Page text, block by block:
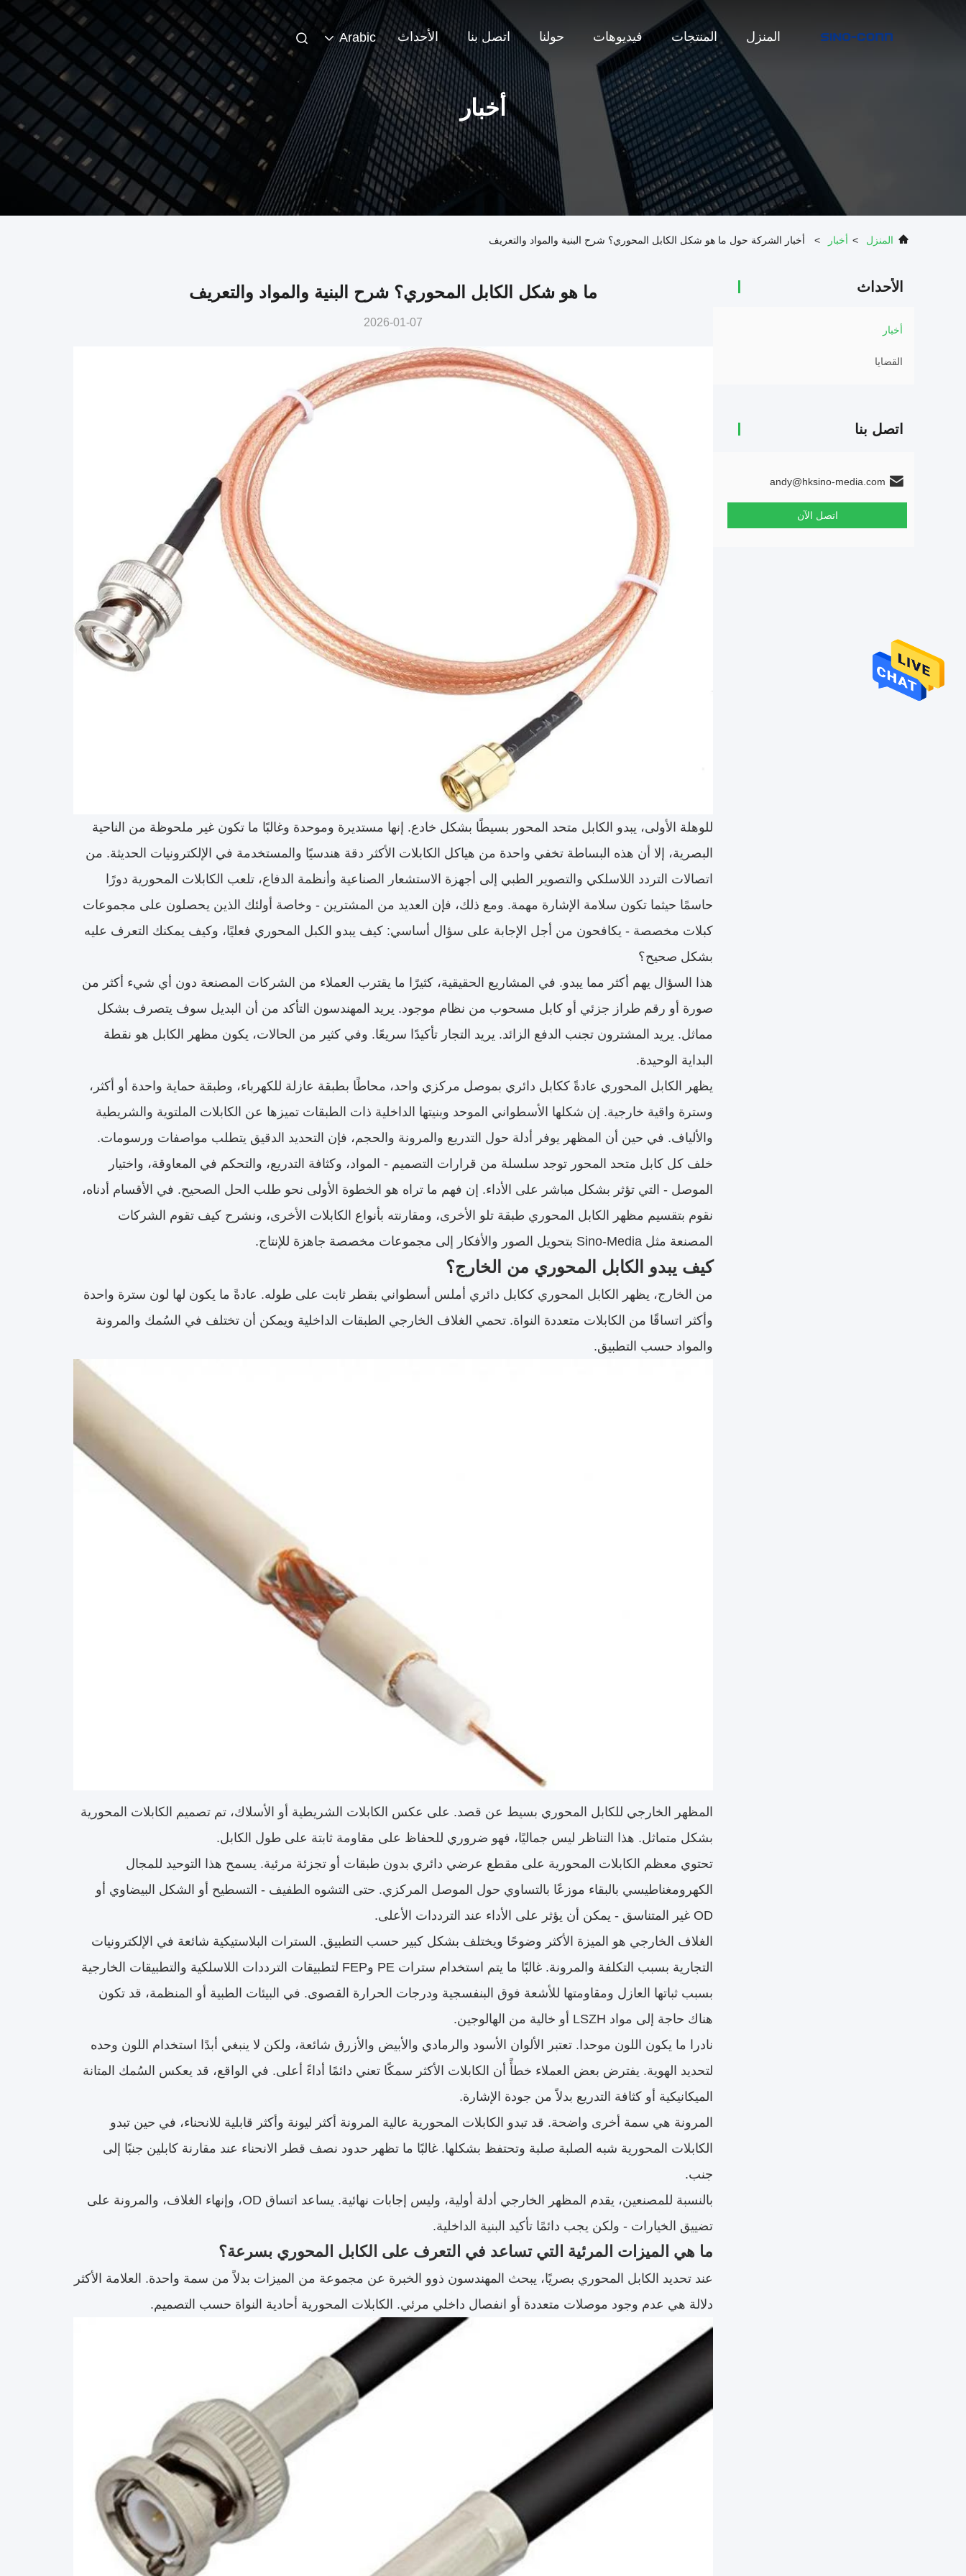
المنزل المنتجات فيديوهات حولنا اتصل بنا الأحداث Arabic
أخبار
المنزل > أخبار > أخبار الشركة حول ما هو شكل الكابل المحوري؟ شرح البنية والمواد والتعريف
الأحداث
أخبار
القضايا
اتصل بنا
andy@hksino-media.com
اتصل الآن
ما هو شكل الكابل المحوري؟ شرح البنية والمواد والتعريف
2026-01-07
للوهلة الأولى، يبدو الكابل متحد المحور بسيطًا بشكل خادع. إنها مستديرة وموحدة وغالبًا ما تكون غير ملحوظة من الناحية
البصرية، إلا أن هذه البساطة تخفي واحدة من هياكل الكابلات الأكثر دقة هندسيًا والمستخدمة في الإلكترونيات الحديثة. من
اتصالات التردد اللاسلكي والتصوير الطبي إلى أجهزة الاستشعار الصناعية وأنظمة الدفاع، تلعب الكابلات المحورية دورًا
حاسمًا حيثما تكون سلامة الإشارة مهمة. ومع ذلك، فإن العديد من المشترين - وخاصة أولئك الذين يحصلون على مجموعات
كبلات مخصصة - يكافحون من أجل الإجابة على سؤال أساسي: كيف يبدو الكبل المحوري فعليًا، وكيف يمكنك التعرف عليه
بشكل صحيح؟
هذا السؤال يهم أكثر مما يبدو. في المشاريع الحقيقية، كثيرًا ما يقترب العملاء من الشركات المصنعة دون أي شيء أكثر من
صورة أو رقم طراز جزئي أو كابل مسحوب من نظام موجود. يريد المهندسون التأكد من أن البديل سوف يتصرف بشكل
مماثل. يريد المشترون تجنب الدفع الزائد. يريد التجار تأكيدًا سريعًا. وفي كثير من الحالات، يكون مظهر الكابل هو نقطة
البداية الوحيدة.
يظهر الكابل المحوري عادةً ككابل دائري بموصل مركزي واحد، محاطًا بطبقة عازلة للكهرباء، وطبقة حماية واحدة أو أكثر،
وسترة واقية خارجية. إن شكلها الأسطواني الموحد وبنيتها الداخلية ذات الطبقات تميزها عن الكابلات الملتوية والشريطية
والألياف. في حين أن المظهر يوفر أدلة حول التدريع والمرونة والحجم، فإن التحديد الدقيق يتطلب مواصفات ورسومات.
خلف كل كابل متحد المحور توجد سلسلة من قرارات التصميم - المواد، وكثافة التدريع، والتحكم في المعاوقة، واختيار
الموصل - التي تؤثر بشكل مباشر على الأداء. إن فهم ما تراه هو الخطوة الأولى نحو طلب الحل الصحيح. في الأقسام أدناه،
نقوم بتقسيم مظهر الكابل المحوري طبقة تلو الأخرى، ومقارنته بأنواع الكابلات الأخرى، ونشرح كيف تقوم الشركات
المصنعة مثل Sino-Media بتحويل الصور والأفكار إلى مجموعات مخصصة جاهزة للإنتاج.
كيف يبدو الكابل المحوري من الخارج؟
من الخارج، يظهر الكابل المحوري ككابل دائري أملس أسطواني بقطر ثابت على طوله. عادةً ما يكون لها لون سترة واحدة
وأكثر اتساقًا من الكابلات متعددة النواة. تحمي الغلاف الخارجي الطبقات الداخلية ويمكن أن تختلف في السُمك والمرونة
والمواد حسب التطبيق.
المظهر الخارجي للكابل المحوري بسيط عن قصد. على عكس الكابلات الشريطية أو الأسلاك، تم تصميم الكابلات المحورية
بشكل متماثل. هذا التناظر ليس جماليًا، فهو ضروري للحفاظ على مقاومة ثابتة على طول الكابل.
تحتوي معظم الكابلات المحورية على مقطع عرضي دائري بدون طبقات أو تجزئة مرئية. يسمح هذا التوحيد للمجال
الكهرومغناطيسي بالبقاء موزعًا بالتساوي حول الموصل المركزي. حتى التشوه الطفيف - التسطيح أو الشكل البيضاوي أو
OD غير المتناسق - يمكن أن يؤثر على الأداء عند الترددات الأعلى.
الغلاف الخارجي هو الميزة الأكثر وضوحًا ويختلف بشكل كبير حسب التطبيق. السترات البلاستيكية شائعة في الإلكترونيات
التجارية بسبب التكلفة والمرونة. غالبًا ما يتم استخدام سترات PE وFEP لتطبيقات الترددات اللاسلكية والتطبيقات الخارجية
بسبب ثباتها العازل ومقاومتها للأشعة فوق البنفسجية ودرجات الحرارة القصوى. في البيئات الطبية أو المنظمة، قد تكون
هناك حاجة إلى مواد LSZH أو خالية من الهالوجين.
نادرا ما يكون اللون موحدا. تعتبر الألوان الأسود والرمادي والأبيض والأزرق شائعة، ولكن لا ينبغي أبدًا استخدام اللون وحده
لتحديد الهوية. يفترض بعض العملاء خطأً أن الكابلات الأكثر سمكًا تعني دائمًا أداءً أعلى. في الواقع، قد يعكس السُمك المتانة
الميكانيكية أو كثافة التدريع بدلاً من جودة الإشارة.
المرونة هي سمة أخرى واضحة. قد تبدو الكابلات المحورية عالية المرونة أكثر ليونة وأكثر قابلية للانحناء، في حين تبدو
الكابلات المحورية شبه الصلبة صلبة وتحتفظ بشكلها. غالبًا ما تظهر حدود نصف قطر الانحناء عند مقارنة كابلين جنبًا إلى
جنب.
بالنسبة للمصنعين، يقدم المظهر الخارجي أدلة أولية، وليس إجابات نهائية. يساعد اتساق OD، وإنهاء الغلاف، والمرونة على
تضييق الخيارات - ولكن يجب دائمًا تأكيد البنية الداخلية.
ما هي الميزات المرئية التي تساعد في التعرف على الكابل المحوري بسرعة؟
عند تحديد الكابل المحوري بصريًا، يبحث المهندسون ذوو الخبرة عن مجموعة من الميزات بدلاً من سمة واحدة. العلامة الأكثر
دلالة هي عدم وجود موصلات متعددة أو انفصال داخلي مرئي. الكابلات المحورية أحادية النواة حسب التصميم.